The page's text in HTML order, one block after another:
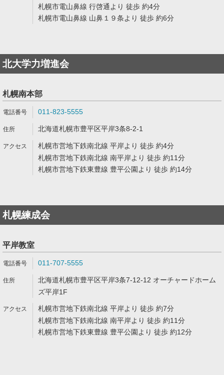
札幌市電山鼻線 行啓通より 徒歩 約4分
札幌市電山鼻線 山鼻１９条より 徒歩 約6分
北大学力増進会
札幌南本部
011-823-5555
北海道札幌市豊平区平岸3条8-2-1
札幌市営地下鉄南北線 平岸より 徒歩 約4分
札幌市営地下鉄南北線 南平岸より 徒歩 約11分
札幌市営地下鉄東豊線 豊平公園より 徒歩 約14分
札幌練成会
平岸教室
011-707-5555
北海道札幌市豊平区平岸3条7-12-12 オーチャードホーム
ズ平岸1F
札幌市営地下鉄南北線 平岸より 徒歩 約7分
札幌市営地下鉄南北線 南平岸より 徒歩 約11分
札幌市営地下鉄東豊線 豊平公園より 徒歩 約12分